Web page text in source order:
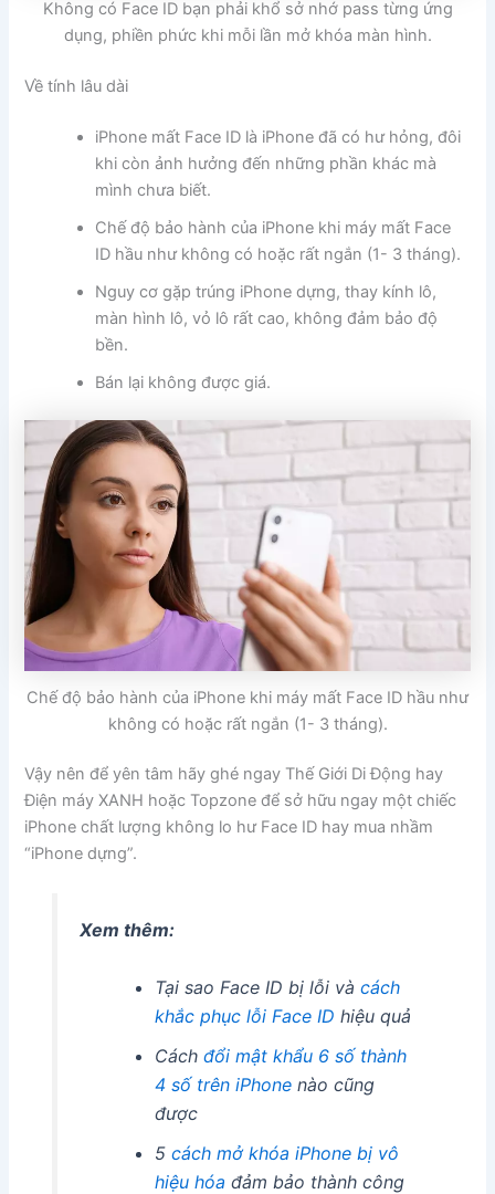
Không có Face ID bạn phải khổ sở nhớ pass từng ứng
dụng, phiền phức khi mỗi lần mở khóa màn hình.
Về tính lâu dài
iPhone mất Face ID là iPhone đã có hư hỏng, đôi
khi còn ảnh hưởng đến những phần khác mà
mình chưa biết.
Chế độ bảo hành của iPhone khi máy mất Face
ID hầu như không có hoặc rất ngắn (1- 3 tháng).
Nguy cơ gặp trúng iPhone dựng, thay kính lô,
màn hình lô, vỏ lô rất cao, không đảm bảo độ
bền.
Bán lại không được giá.
Chế độ bảo hành của iPhone khi máy mất Face ID hầu như
không có hoặc rất ngắn (1- 3 tháng).
Vậy nên để yên tâm hãy ghé ngay Thế Giới Di Động hay
Điện máy XANH hoặc Topzone để sở hữu ngay một chiếc
iPhone chất lượng không lo hư Face ID hay mua nhầm
“iPhone dựng”.
Xem thêm:
Tại sao Face ID bị lỗi và cách
khắc phục lỗi Face ID hiệu quả
Cách đổi mật khẩu 6 số thành
4 số trên iPhonenào cũng
được
5 cách mở khóa iPhone bị vô
hiệu hóa đảm bảo thành công